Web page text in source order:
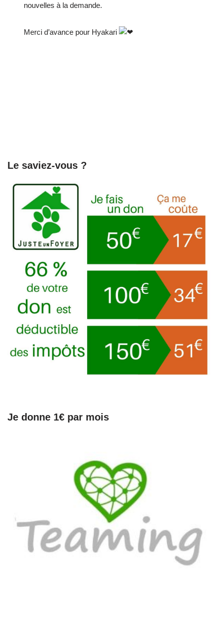
nouvelles à la demande.
Merci d’avance pour Hyakari
Le saviez-vous ?
Je donne 1€ par mois